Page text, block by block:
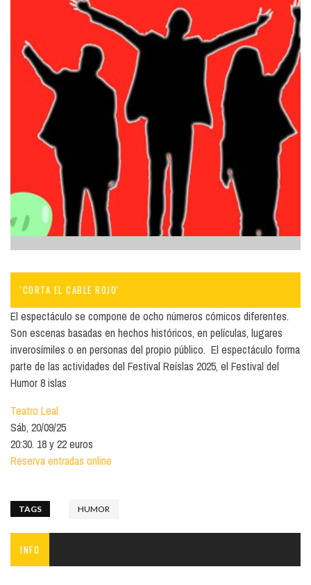
'CORTA EL CABLE ROJO'
El espectáculo se compone de ocho números cómicos diferentes.
Son escenas basadas en hechos históricos, en películas, lugares
inverosímiles o en personas del propio público. El espectáculo forma
parte de las actividades del Festival Reíslas 2025, el Festival del
Humor 8 islas
Teatro Leal
Sáb, 20/09/25
20:30. 18 y 22 euros
Reserva entradas online
TAGS HUMOR
INFO